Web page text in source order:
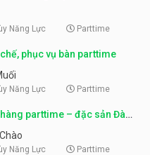
Năng Lực Parttime
phục vụ bàn parttime
Năng Lực Parttime
parttime – đặc sản Đà
Năng Lực Parttime